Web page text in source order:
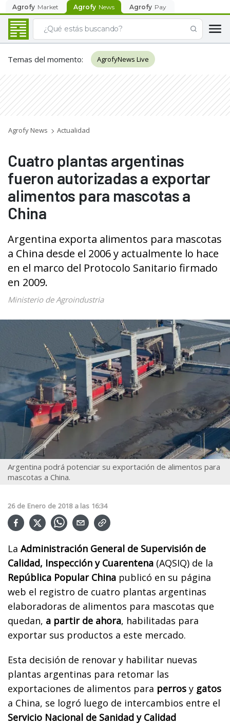
Agrofy Market Agrofy News Agrofy Pay
Temas del momento: AgrofyNews Live
Agrofy News Actualidad
Cuatro plantas argentinas
fueron autorizadas a exportar
alimentos para mascotas a
China
Argentina exporta alimentos para mascotas
a China desde el 2006 y actualmente lo hace
en el marco del Protocolo Sanitario firmado
en 2009.
Ministerio de Agroindustria
Argentina podrá potenciar su exportación de alimentos para
mascotas a China.
26 de Enero de 2018 a las 16:34
La Administración General de Supervisión de
Calidad, Inspección y Cuarentena (AQSIQ) de la
República Popular China publicó en su página
web el registro de cuatro plantas argentinas
elaboradoras de alimentos para mascotas que
quedan, a partir de ahora, habilitadas para
exportar sus productos a este mercado.
Esta decisión de renovar y habilitar nuevas
plantas argentinas para retomar las
exportaciones de alimentos para perros y gatos
a China, se logró luego de intercambios entre el
Servicio Nacional de Sanidad y Calidad